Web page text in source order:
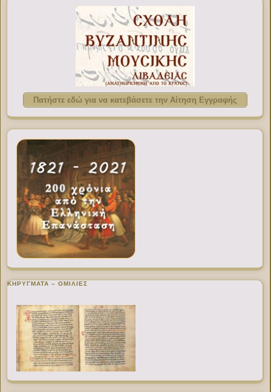
Πατήστε εδώ για να κατεβάσετε την Αίτηση Εγγραφής
ΚΗΡΥΓΜΑΤΑ – ΟΜΙΛΙΕΣ